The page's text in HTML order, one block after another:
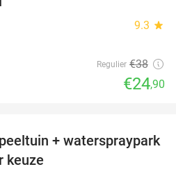
9.3 star
Regulier €38
€24,90
40%
+ waterspraypark
keuze